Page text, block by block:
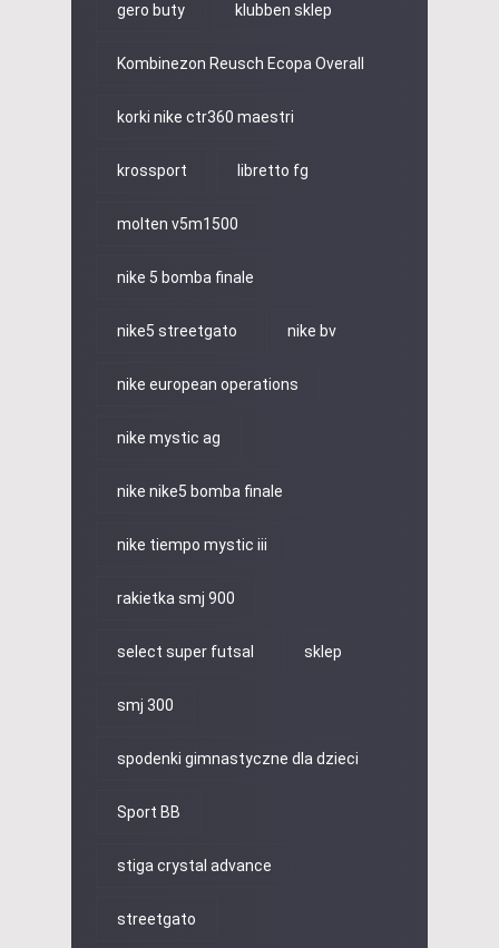
gero buty klubben sklep
Kombinezon Reusch Ecopa Overall
korki nike ctr360 maestri
krossport libretto fg
molten v5m1500
nike 5 bomba finale
nike5 streetgato nike bv
nike european operations
nike mystic ag
nike nike5 bomba finale
nike tiempo mystic iii
rakietka smj 900
select super futsal sklep
smj 300
spodenki gimnastyczne dla dzieci
Sport BB
stiga crystal advance
streetgato